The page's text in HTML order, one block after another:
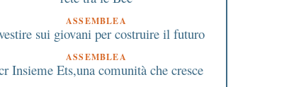
elettriche: la
finanzia le
di ricarica
Rimborso biglietti.
L’autorità dei trasporti
rimborso o voucher
ASSEMBLEA
sui giovani per costruire il futuro
ASSEMBLEA
Insieme Ets,una comunità che cresce